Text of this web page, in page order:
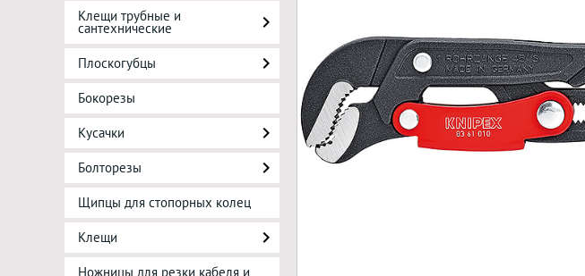
Клещи трубные и
сантехнические
Плоскогубцы
Бокорезы
Кусачки
Болторезы
Щипцы для стопорных колец
Клещи
Ножницы для резки кабеля и